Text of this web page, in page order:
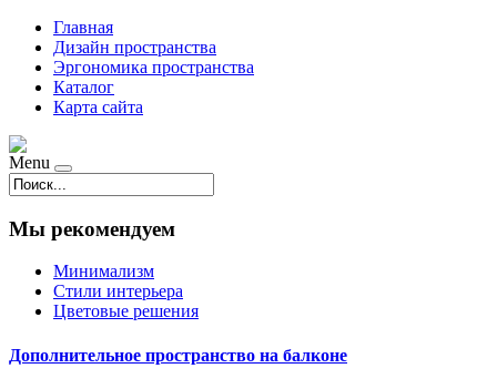
Главная
Дизайн пространства
Эргономика пространства
Каталог
Карта сайта
Menu
Мы рекомендуем
Минимализм
Стили интерьера
Цветовые решения
Дополнительное пространство на балконе